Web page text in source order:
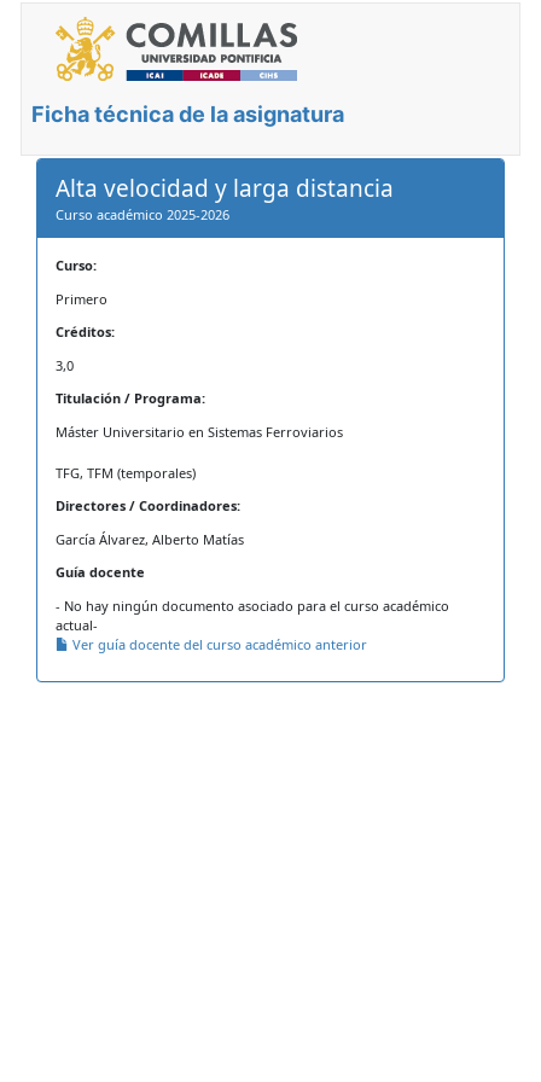
Ficha técnica de la asignatura
Alta velocidad y larga distancia
Curso académico 2025-2026
Curso:
Primero
Créditos:
3,0
Titulación / Programa:
Máster Universitario en Sistemas Ferroviarios
TFG, TFM (temporales)
Directores / Coordinadores:
García Álvarez, Alberto Matías
Guía docente
- No hay ningún documento asociado para el curso académico
actual-
Ver guía docente del curso académico anterior